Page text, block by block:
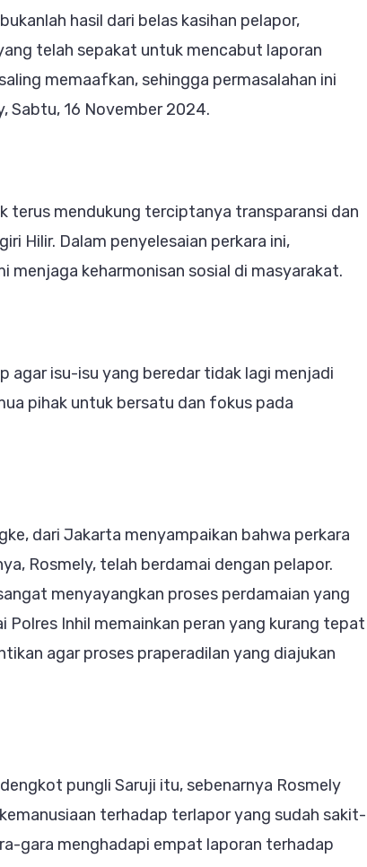
hasil dari belas kasihan pelapor,
telah sepakat untuk mencabut laporan
memaafkan, sehingga permasalahan ini
Sabtu, 16 November 2024.
terus mendukung terciptanya transparansi dan
Hilir. Dalam penyelesaian perkara ini,
menjaga keharmonisan sosial di masyarakat.
agar isu-isu yang beredar tidak lagi menjadi
pihak untuk bersatu dan fokus pada
dari Jakarta menyampaikan bahwa perkara
Rosmely, telah berdamai dengan pelapor.
menyayangkan proses perdamaian yang
Polres Inhil memainkan peran yang kurang tepat
agar proses praperadilan yang diajukan
pungli Saruji itu, sebenarnya Rosmely
terhadap terlapor yang sudah sakit-
gara menghadapi empat laporan terhadap